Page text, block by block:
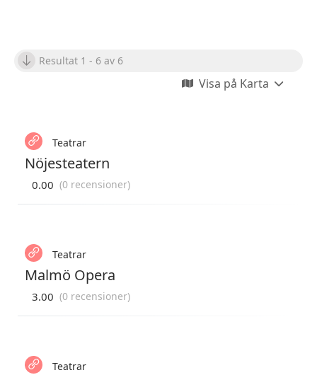
Resultat 1 - 6 av 6
Visa på Karta
Teatrar
Nöjesteatern
0.00 (0 recensioner)
Teatrar
Malmö Opera
3.00 (0 recensioner)
Teatrar